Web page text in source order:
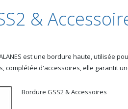
&
est une bordure haute, utilisée
complétée d'accessoires, elle garantit
Bordure GSS2 & Accessoires